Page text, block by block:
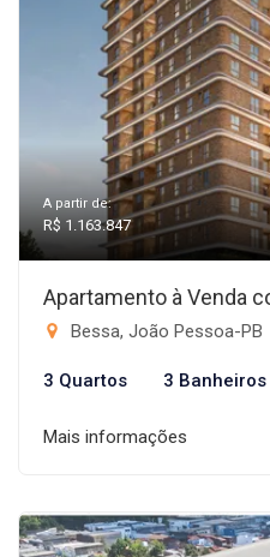
A partir de:
R$ 1.163.847
Apartamento à Venda
Bessa, João Pessoa-PB
3 Quartos 3 Banheiros
Mais informações